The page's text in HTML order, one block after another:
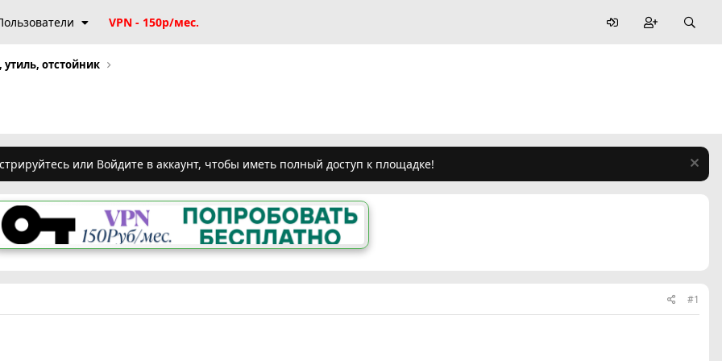
VPN - 150р/мес.
утиль, отстойник
или Войдите в аккаунт, чтобы иметь полный доступ к площадке!
#1